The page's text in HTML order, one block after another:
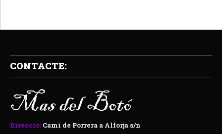
CONTACTE:
Direcció: Camí de Porrera a Alforja s/n